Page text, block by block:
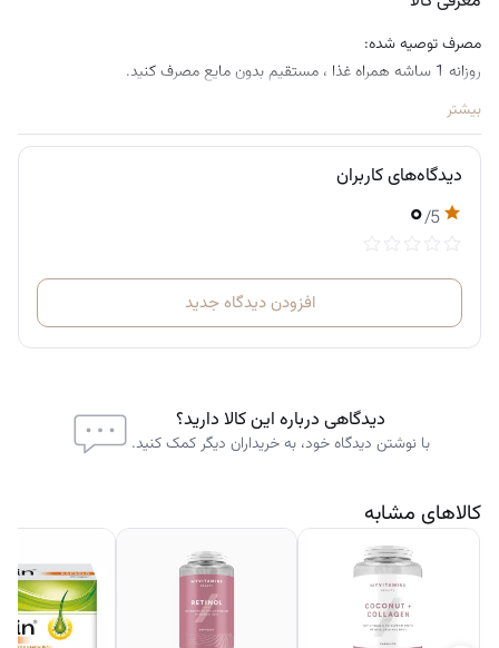
مصرف توصیه شده:
روزانه 1 ساشه همراه غذا ، مستقیم بدون مایع مصرف کنید.
بیشتر
دیدگاه‌های کاربران
۰/5
افزودن دیدگاه جدید
دیدگاهی درباره این کالا دارید؟
با نوشتن دیدگاه خود، به خریداران دیگر کمک کنید.
کالاهای مشابه